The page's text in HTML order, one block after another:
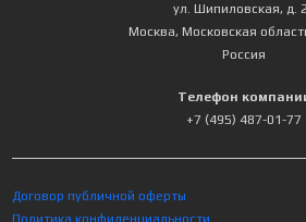
ул. Шипиловская, д.
Москва, Московская
Россия
Телефон
+7 (495) 487-01-77
Договор публичной оферты
Политика конфиденциальности